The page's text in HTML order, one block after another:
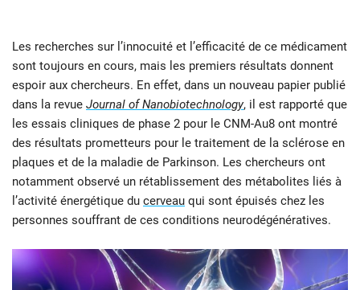
Les recherches sur l’innocuité et l’efficacité de ce médicament
sont toujours en cours, mais les premiers résultats donnent
espoir aux chercheurs. En effet, dans un nouveau papier publié
dans la revue Journal of Nanobiotechnology, il est rapporté que
les essais cliniques de phase 2 pour le CNM-Au8 ont montré
des résultats prometteurs pour le traitement de la sclérose en
plaques et de la maladie de Parkinson. Les chercheurs ont
notamment observé un rétablissement des métabolites liés à
l’activité énergétique du cerveau qui sont épuisés chez les
personnes souffrant de ces conditions neurodégénératives.